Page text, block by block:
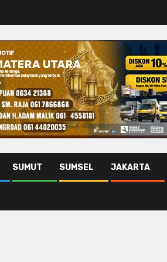
SUMUT SUMSEL JAKARTA